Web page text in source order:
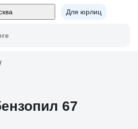
Для юрлиц
/
67